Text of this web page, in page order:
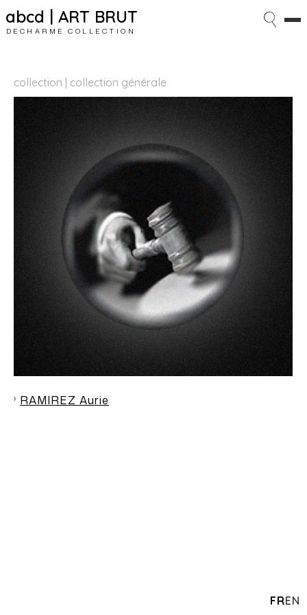
abcd | ART BRUT
DECHARME COLLECTION
collection | collection générale
RAMIREZ Aurie
FREN